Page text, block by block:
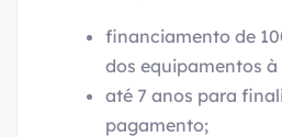
financiamento de
dos equipamentos
até 7 anos para
pagamento;